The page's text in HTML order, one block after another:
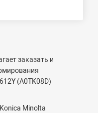
заказать и
(A0TK08D)
Minolta